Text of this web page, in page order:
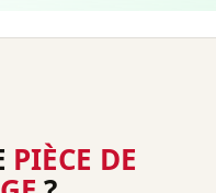
PIÈCE DE